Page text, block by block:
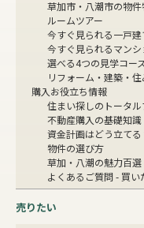
草加市・八潮市の物件
ルームツアー
今すぐ見られる一戸建
今すぐ見られるマンシ
選べる4つの見学コー
リフォーム・建築・
購入お役立ち情報
住まい探しのトータ
不動産購入の基礎知識
資金計画はどう立てる
物件の選び方
草加・八潮の魅力百選
よくあるご質問 - 買い
売りたい